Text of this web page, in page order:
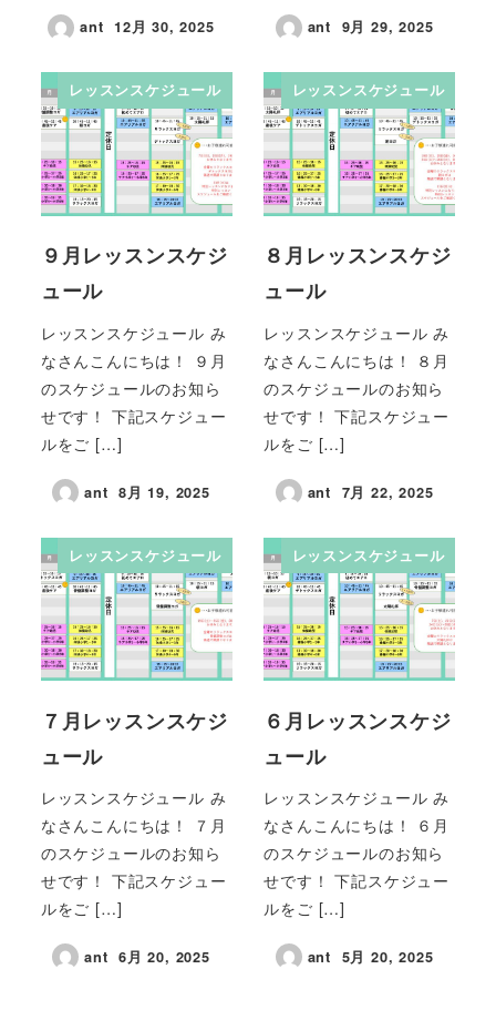
ant 12月 30, 2025 ant 9月 29, 2025
レッスンスケジュール
９月レッスンスケジ
ュール
レッスンスケジュール み
なさんこんにちは！ ９月
のスケジュールのお知ら
せです！ 下記スケジュー
ルをご […]
ant 8月 19, 2025
レッスンスケジュール
８月レッスンスケジ
ュール
レッスンスケジュール み
なさんこんにちは！ ８月
のスケジュールのお知ら
せです！ 下記スケジュー
ルをご […]
ant 7月 22, 2025
レッスンスケジュール
７月レッスンスケジ
ュール
レッスンスケジュール み
なさんこんにちは！ ７月
のスケジュールのお知ら
せです！ 下記スケジュー
ルをご […]
ant 6月 20, 2025
レッスンスケジュール
６月レッスンスケジ
ュール
レッスンスケジュール み
なさんこんにちは！ ６月
のスケジュールのお知ら
せです！ 下記スケジュー
ルをご […]
ant 5月 20, 2025